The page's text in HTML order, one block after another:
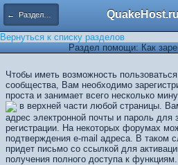
← Разделы помощи
Вернуться к списку разделов
Раздел помощи: Как
Чтобы иметь возможность
сообщества, Вам необходимо
проста и занимает всего несколько
в верхней части любой страницы.
адрес электронной почты и пароль для
регистрации. На некоторых форумах
подтверждения e-mail адреса. В таком
придет письмо со ссылкой для
получения полного доступа к функциям.